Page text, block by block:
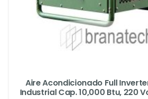
Aire Acondicionado Full
Industrial Cap. 10,000 Btu, 220